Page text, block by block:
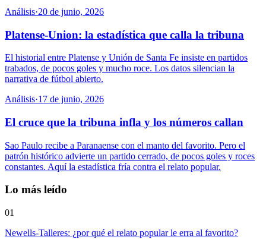
Análisis·20 de junio, 2026
Platense-Union: la estadística que calla la tribuna
El historial entre Platense y Unión de Santa Fe insiste en partidos
trabados, de pocos goles y mucho roce. Los datos silencian la
narrativa de fútbol abierto.
Análisis·17 de junio, 2026
El cruce que la tribuna infla y los números callan
Sao Paulo recibe a Paranaense con el manto del favorito. Pero el
patrón histórico advierte un partido cerrado, de pocos goles y roces
constantes. Aquí la estadística fría contra el relato popular.
Lo más leído
01
Newells-Talleres: ¿por qué el relato popular le erra al favorito?